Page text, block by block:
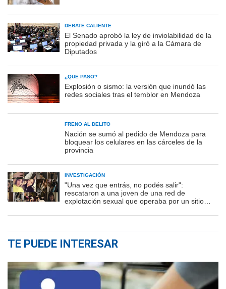
DEBATE CALIENTE
El Senado aprobó la ley de inviolabilidad de la
propiedad privada y la giró a la Cámara de
Diputados
¿QUÉ PASÓ?
Explosión o sismo: la versión que inundó las
redes sociales tras el temblor en Mendoza
FRENO AL DELITO
Nación se sumó al pedido de Mendoza para
bloquear los celulares en las cárceles de la
provincia
INVESTIGACIÓN
"Una vez que entrás, no podés salir":
rescataron a una joven de una red de
explotación sexual que operaba por un sitio
TE PUEDE INTERESAR